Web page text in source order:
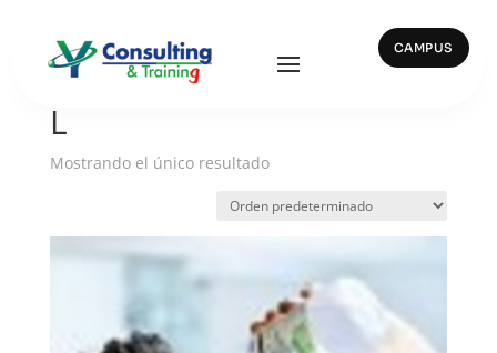
CAMPUS
Inicio / Productos etiquetados “L”
L
Mostrando el único resultado